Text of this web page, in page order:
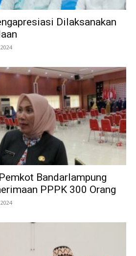
Dilaksanakan
Bandarlampung
PPPK 300 Orang